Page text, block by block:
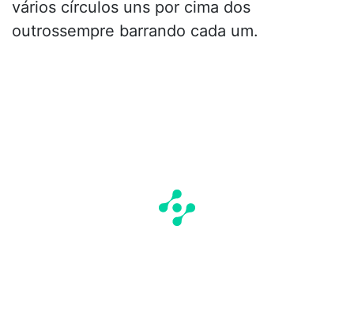
vários círculos uns por cima dos
outrossempre barrando cada um.